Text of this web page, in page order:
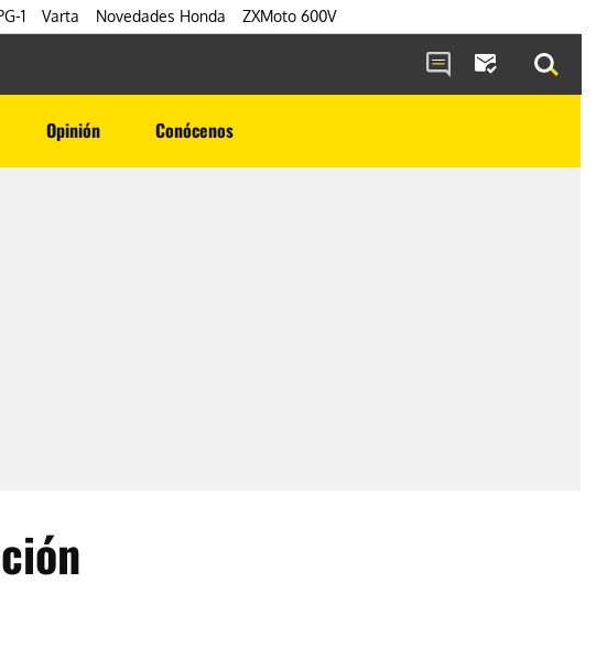
1 Varta Novedades Honda ZXMoto 600V
Opinión Conócenos